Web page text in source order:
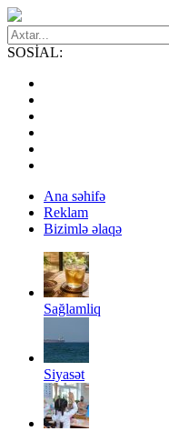
SOSİAL:
Ana səhifə
Reklam
Bizimlə əlaqə
Sağlamliq
Siyasət